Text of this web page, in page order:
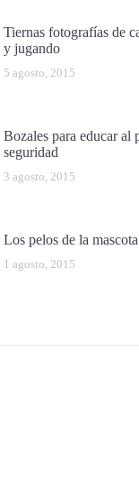
Tiernas fotografías de
y jugando
5 agosto, 2015
Bozales para educar al
seguridad
3 agosto, 2015
Los pelos de la
1 agosto, 2015